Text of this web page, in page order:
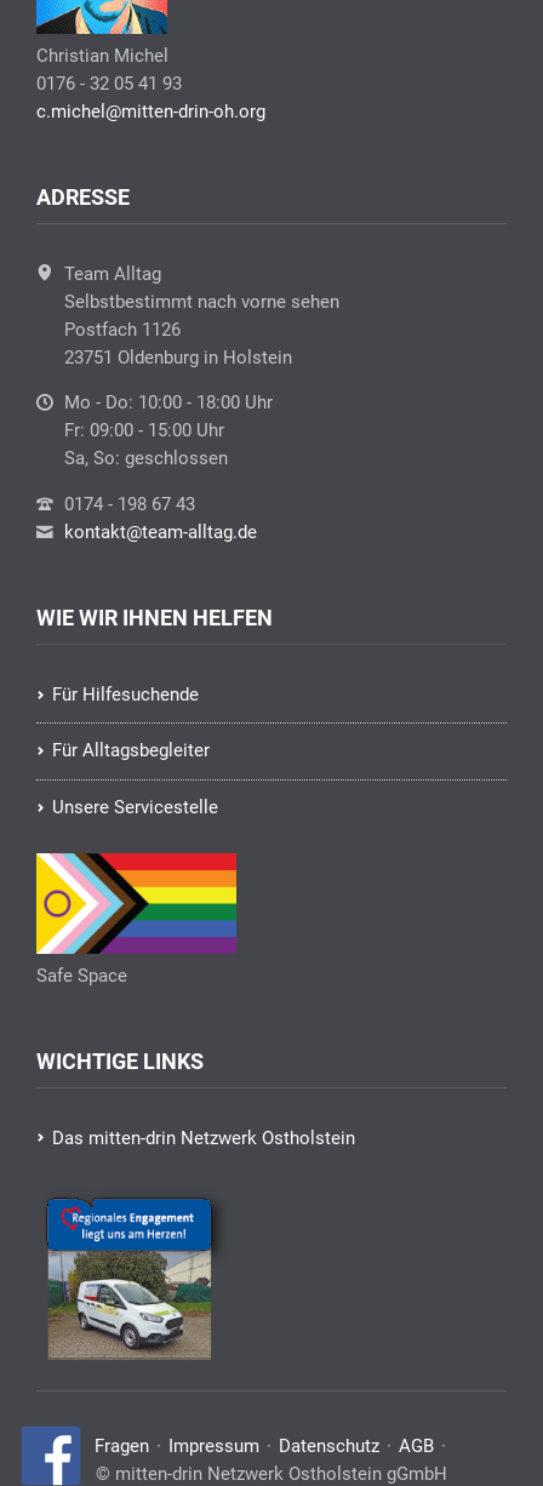
Christian Michel
0176 - 32 05 41 93
c.michel@mitten-drin-oh.org
ADRESSE
Team Alltag
Selbstbestimmt nach vorne sehen
Postfach 1126
23751 Oldenburg in Holstein
Mo - Do: 10:00 - 18:00 Uhr
Fr: 09:00 - 15:00 Uhr
Sa, So: geschlossen
0174 - 198 67 43
kontakt@team-alltag.de
WIE WIR IHNEN HELFEN
Für Hilfesuchende
Für Alltagsbegleiter
Unsere Servicestelle
Safe Space
WICHTIGE LINKS
Das mitten-drin Netzwerk Ostholstein
Navigation
überspringen
Fragen Impressum Datenschutz
AGB
© mitten-drin Netzwerk Ostholstein gGmbH